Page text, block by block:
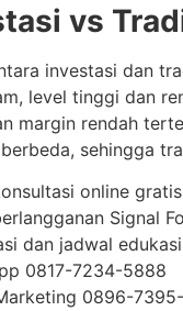
vs
investasi dan
level tinggi dan
margin rendah
sehingga
online gratis
Signal
dan jadwal
0817-7234-5888
0896-